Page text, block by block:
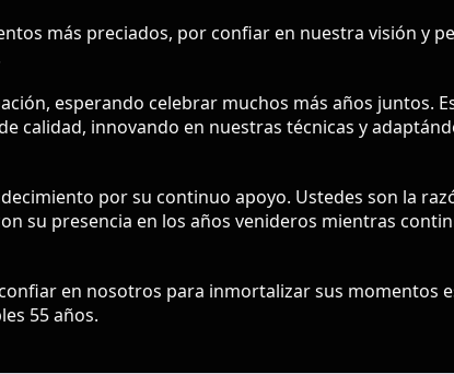
más preciados, por confiar en nuestra visión y
esperando celebrar muchos más años juntos.
calidad, innovando en nuestras técnicas y
por su continuo apoyo. Ustedes son la
su presencia en los años venideros mientras
en nosotros para inmortalizar sus momentos
55 años.